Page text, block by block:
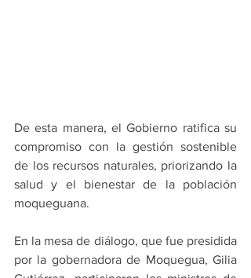
De esta manera, el Gobierno ratifica su
compromiso con la gestión sostenible
de los recursos naturales, priorizando la
salud y el bienestar de la población
moqueguana.
En la mesa de diálogo, que fue presidida
por la gobernadora de Moquegua, Gilia